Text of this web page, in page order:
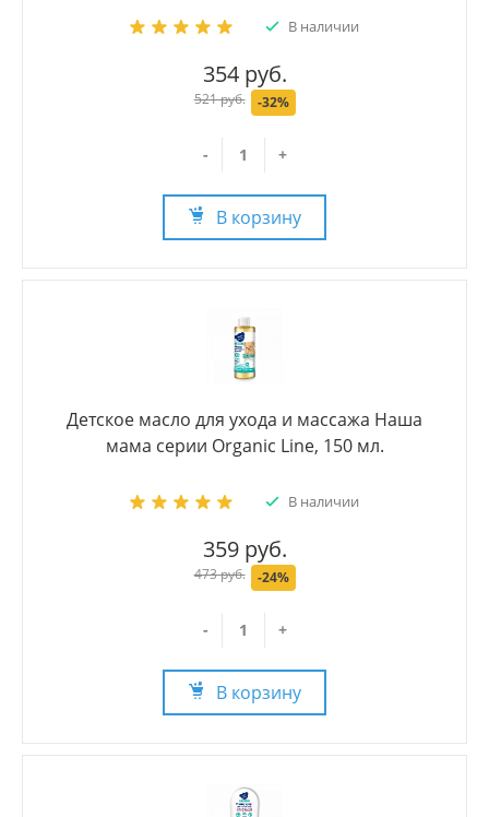
В наличии
354 руб.
521 руб. -32%
- +
В корзину
Детское масло для ухода и массажа Наша
мама серии Organic Line, 150 мл.
В наличии
359 руб.
473 руб. -24%
- +
В корзину